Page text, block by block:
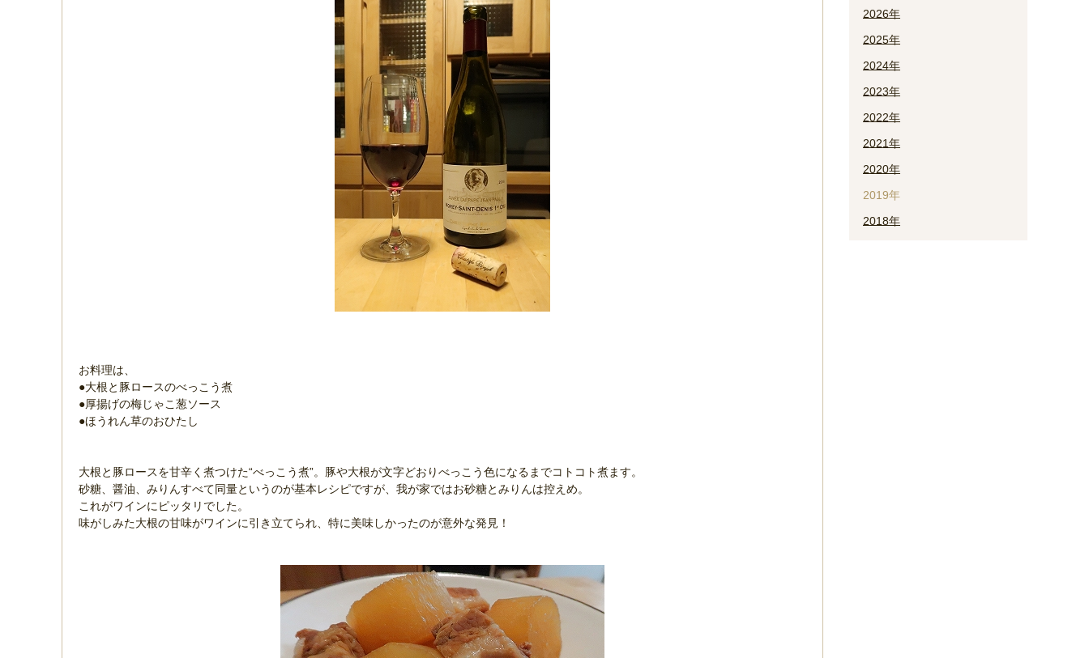
お料理は、
●大根と豚ロースのべっこう煮
●厚揚げの梅じゃこ葱ソース
●ほうれん草のおひたし
大根と豚ロースを甘辛く煮つけた“べっこう煮”。豚や大根が文字どおりべっこう色になるまでコトコト煮ます。
砂糖、醤油、みりんすべて同量というのが基本レシピですが、我が家ではお砂糖とみりんは控えめ。
これがワインにピッタリでした。
味がしみた大根の甘味がワインに引き立てられ、特に美味しかったのが意外な発見！
2026年
2025年
2024年
2023年
2022年
2021年
2020年
2019年
2018年